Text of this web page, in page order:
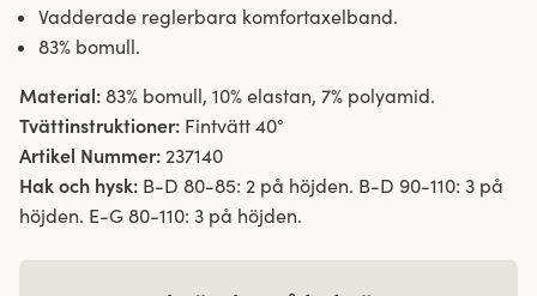
Vadderade reglerbara komfortaxelband.
83% bomull.
Material: 83% bomull, 10% elastan, 7% polyamid.
Tvättinstruktioner: Fintvätt 40°
Artikel Nummer: 237140
Hak och hysk: B-D 80-85: 2 på höjden. B-D 90-110: 3 på
höjden. E-G 80-110: 3 på höjden.